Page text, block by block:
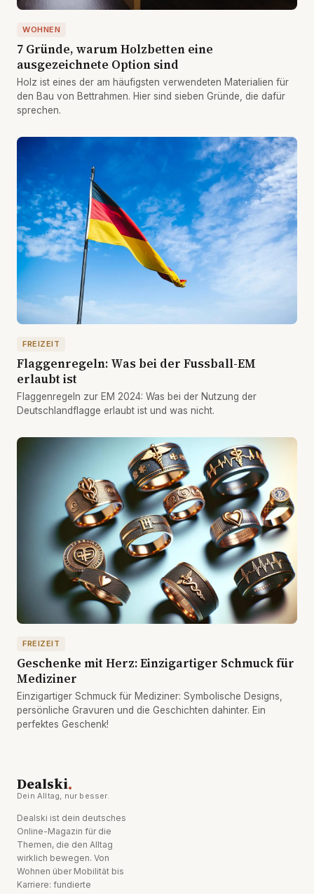
WOHNEN
7 Gründe, warum Holzbetten eine
ausgezeichnete Option sind
Holz ist eines der am häufigsten verwendeten Materialien für
den Bau von Bettrahmen. Hier sind sieben Gründe, die dafür
sprechen.
FREIZEIT
Flaggenregeln: Was bei der Fussball-EM
erlaubt ist
Flaggenregeln zur EM 2024: Was bei der Nutzung der
Deutschlandflagge erlaubt ist und was nicht.
FREIZEIT
Geschenke mit Herz: Einzigartiger Schmuck für
Mediziner
Einzigartiger Schmuck für Mediziner: Symbolische Designs,
persönliche Gravuren und die Geschichten dahinter. Ein
perfektes Geschenk!
Dealski.
Dein Alltag, nur besser.
Dealski ist dein deutsches
Online-Magazin für die
Themen, die den Alltag
wirklich bewegen. Von
Wohnen über Mobilität bis
Karriere: fundierte